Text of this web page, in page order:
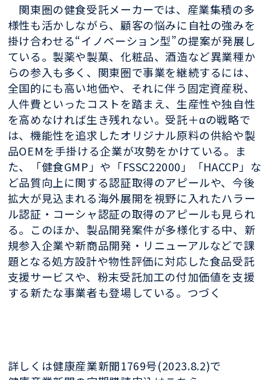
関東圏の健食受託メーカーでは、産業集積の多
様性も活かしながら、顧客の悩みに自社の強みを
掛け合わせる“イノベーション型”の提案が発展し
ている。製薬や製菓、化粧品、酒造など異業種か
らの参入も多く、関東圏で事業を継続するには、
全国的にも高い地価や、それに伴う固定資産税、
人件費といったコストを踏まえ、生産性や独自性
を高めなければ生き残れない。受託＋αの戦略で
は、機能性を追求したオリジナル原料の供給や製
品OEMを手掛ける企業が攻勢をかけている。ま
た、「健食GMP」や「FSSC22000」「HACCP」な
ど品質向上に関する認証取得のアピールや、今後
拡大が見込まれる海外展開を視野に入れたハラー
ル認証・コーシャ認証の取得のアピールも見られ
る。このほか、製品開発案件が多様化する中、新
規参入企業や新商品開発・リニューアルなどで課
題となる処方設計や物性評価に対応した食品受託
支援サービスや、粉末受託加工の付加価値を支援
する新たな事業者も登場している。つづく
詳しくは健康産業新聞1769号(2023.8.2)で